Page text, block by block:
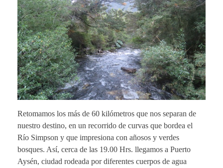
Retomamos los más de 60 kilómetros que nos separan de
nuestro destino, en un recorrido de curvas que bordea el
Río Simpson y que impresiona con añosos y verdes
bosques. Así, cerca de las 19.00 Hrs. llegamos a Puerto
Aysén, ciudad rodeada por diferentes cuerpos de agua